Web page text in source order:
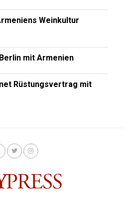
Weinkultur
mit Armenien
Rüstungsvertrag mit